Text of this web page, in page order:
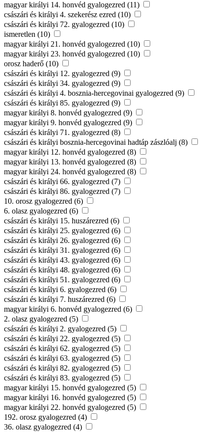
magyar királyi 14. honvéd gyalogezred (11)
császári és királyi 4. szekerész ezred (10)
császári és királyi 72. gyalogezred (10)
ismeretlen (10)
magyar királyi 21. honvéd gyalogezred (10)
magyar királyi 23. honvéd gyalogezred (10)
orosz haderő (10)
császári és királyi 12. gyalogezred (9)
császári és királyi 34. gyalogezred (9)
császári és királyi 4. bosznia-hercegovinai gyalogezred (9)
császári és királyi 85. gyalogezred (9)
magyar királyi 8. honvéd gyalogezred (9)
magyar királyi 9. honvéd gyalogezred (9)
császári és királyi 71. gyalogezred (8)
császári és királyi bosznia-hercegovinai hadtáp zászlóalj (8)
magyar királyi 12. honvéd gyalogezred (8)
magyar királyi 13. honvéd gyalogezred (8)
magyar királyi 24. honvéd gyalogezred (8)
császári és királyi 66. gyalogezred (7)
császári és királyi 86. gyalogezred (7)
10. orosz gyalogezred (6)
6. olasz gyalogezred (6)
császári és királyi 15. huszárezred (6)
császári és királyi 25. gyalogezred (6)
császári és királyi 26. gyalogezred (6)
császári és királyi 31. gyalogezred (6)
császári és királyi 43. gyalogezred (6)
császári és királyi 48. gyalogezred (6)
császári és királyi 51. gyalogezred (6)
császári és királyi 6. gyalogezred (6)
császári és királyi 7. huszárezred (6)
magyar királyi 6. honvéd gyalogezred (6)
2. olasz gyalogezred (5)
császári és királyi 2. gyalogezred (5)
császári és királyi 22. gyalogezred (5)
császári és királyi 62. gyalogezred (5)
császári és királyi 63. gyalogezred (5)
császári és királyi 82. gyalogezred (5)
császári és királyi 83. gyalogezred (5)
magyar királyi 15. honvéd gyalogezred (5)
magyar királyi 16. honvéd gyalogezred (5)
magyar királyi 22. honvéd gyalogezred (5)
192. orosz gyalogezred (4)
36. olasz gyalogezred (4)